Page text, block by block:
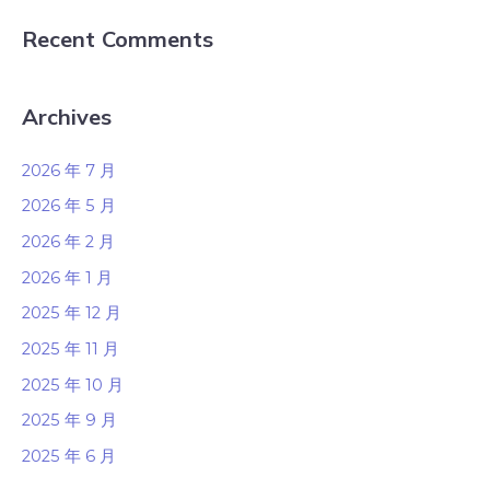
Recent Comments
Archives
2026 年 7 月
2026 年 5 月
2026 年 2 月
2026 年 1 月
2025 年 12 月
2025 年 11 月
2025 年 10 月
2025 年 9 月
2025 年 6 月